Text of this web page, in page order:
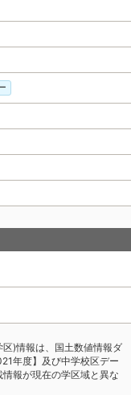
)情報は、国土数値情報ダ
年度】及び中学校区デー
報が現在の学区域と異な